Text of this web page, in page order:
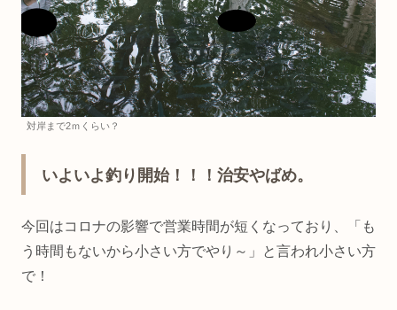
対岸まで2ｍくらい？
いよいよ釣り開始！！！治安やばめ。
今回はコロナの影響で営業時間が短くなっており、「も
う時間もないから小さい方でやり～」と言われ小さい方
で！